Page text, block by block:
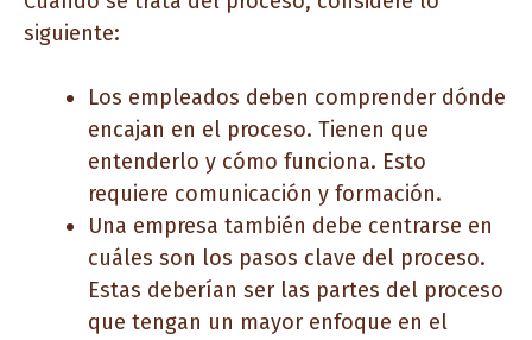
siguiente:
Los empleados deben comprender dónde
encajan en el proceso. Tienen que
entenderlo y cómo funciona. Esto
requiere comunicación y formación.
Una empresa también debe centrarse en
cuáles son los pasos clave del proceso.
Estas deberían ser las partes del proceso
que tengan un mayor enfoque en el